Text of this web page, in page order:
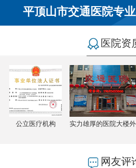
平顶山市交通医院专
医院资
公立医疗机构 实力雄厚的医院大楼
网友评
小李：
医院环境不错，就是人有点
不然排队都要排好久…
陪老公一块去的，环境不错